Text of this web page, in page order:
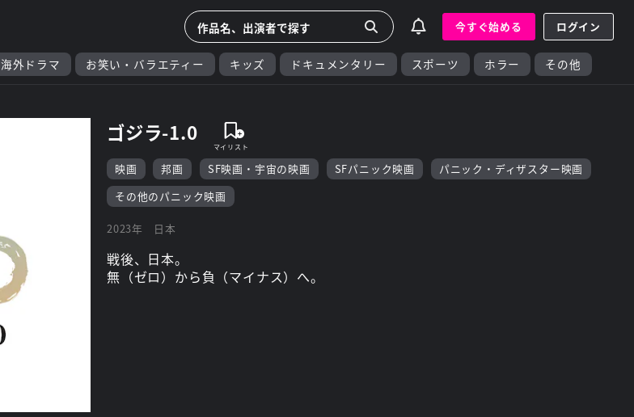
今すぐ始める ログイン
海外ドラマ お笑い・バラエティー キッズ ドキュメンタリー スポーツ ホラー その他
ゴジラ-1.0
映画 邦画 SF映画・宇宙の映画 SFパニック映画
パニック・ディザスター映画
その他のパニック映画
2023年 日本
戦後、日本。
無（ゼロ）から負（マイナス）へ。